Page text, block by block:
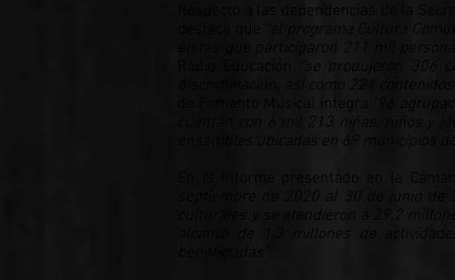
Respecto a las dependencias de la
“el programa Cultura
en las que participaron 211 mil
“se produjeron 306
discriminación, así como 221
de Fomento Musical integra
“96
cuentan con 6 mil 213 niñas, niños y
ensambles ubicadas en 69 municipios
En el Informe presentado en la
septiembre de 2020 al 30 de junio de
culturales y se atendieron a 29.2
alcance de 1.3 millones de